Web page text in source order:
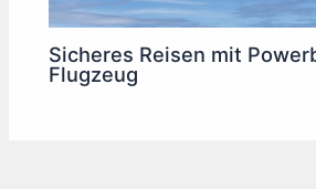
Sicheres Reisen mit
Flugzeug